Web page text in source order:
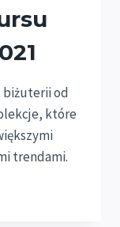
biżuterii od
które
trendami.